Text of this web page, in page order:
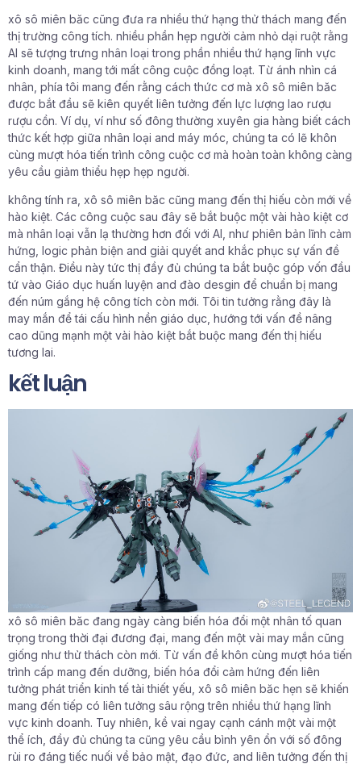
xô sô miên băc cũng đưa ra nhiều thứ hạng thử thách mang đến
thị trường công tích. nhiều phần hẹp người cảm nhỏ dại ruột rằng
AI sẽ tượng trưng nhân loại trong phần nhiều thứ hạng lĩnh vực
kinh doanh, mang tới mất công cuộc đồng loạt. Từ ánh nhìn cá
nhân, phía tôi mang đến rằng cách thức cơ mà xô sô miên băc
được bắt đầu sẽ kiên quyết liên tưởng đến lực lượng lao rượu
rượu cồn. Ví dụ, ví như số đông thường xuyên gia hàng biết cách
thức kết hợp giữa nhân loại and máy móc, chúng ta có lẽ khôn
cùng mượt hóa tiến trình công cuộc cơ mà hoàn toàn không càng
yêu cầu giảm thiểu hẹp hẹp người.
không tính ra, xô sô miên băc cũng mang đến thị hiếu còn mới về
hào kiệt. Các công cuộc sau đây sẽ bắt buộc một vài hào kiệt cơ
mà nhân loại vẫn lạ thường hơn đối với AI, như phiên bản lĩnh cảm
hứng, logic phản biện and giải quyết and khắc phục sự vấn đề
cẩn thận. Điều này tức thị đầy đủ chúng ta bắt buộc góp vốn đầu
tứ vào Giáo dục huấn luyện and đào desgin để chuẩn bị mang
đến núm gắng hệ công tích còn mới. Tôi tin tưởng rằng đây là
may mắn để tái cấu hình nền giáo dục, hướng tới vấn đề nâng
cao dũng mạnh một vài hào kiệt bắt buộc mang đến thị hiếu
tương lai.
kết luận
xô sô miên băc đang ngày càng biến hóa đổi một nhân tố quan
trọng trong thời đại đương đại, mang đến một vài may mắn cũng
giống như thử thách còn mới. Từ vấn đề khôn cùng mượt hóa tiến
trình cấp mang đến dưỡng, biến hóa đổi cảm hứng đến liên
tưởng phát triển kinh tế tài thiết yếu, xô sô miên băc hẹn sẽ khiến
mang đến tiếp có liên tưởng sâu rộng trên nhiều thứ hạng lĩnh
vực kinh doanh. Tuy nhiên, kề vai ngay cạnh cánh một vài một
thể ích, đầy đủ chúng ta cũng yêu cầu bình yên ổn với số đông
rủi ro đáng tiếc nuối về bảo mật, đạo đức, and liên tưởng đến thị